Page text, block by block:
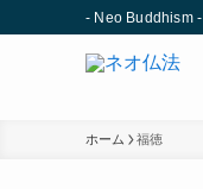
- Neo Buddhism -
ホーム 福徳